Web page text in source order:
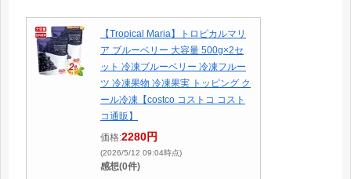
【Tropical Maria】トロピカルマリ
ア ブルーベリー 大容量 500g×2セ
ット 冷凍ブルーベリー 冷凍フルー
ツ 冷凍果物 冷凍果実 トッピング ク
ール冷凍【costco コストコ コスト
コ通販】
価格:2280円
(2026/5/12 09:04時点)
感想(0件)